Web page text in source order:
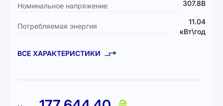
Номинальное напряжение 307.8В
Потребляемая энергия
11.04
кВт\год
ВСЕ ХАРАКТЕРИСТИКИ